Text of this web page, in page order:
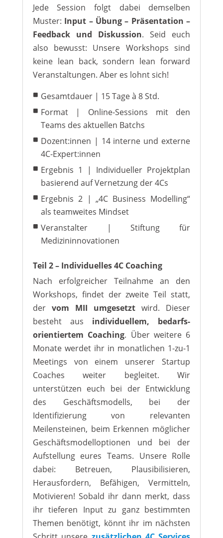
Jede Session folgt dabei demselben
Muster: Input – Übung – Präsentation –
Feedback und Diskussion. Seid euch
also bewusst: Unsere Workshops sind
keine lean back, sondern lean forward
Veranstaltungen. Aber es lohnt sich!
Gesamtdauer | 15 Tage à 8 Std.
Format | Online-Sessions mit den
Teams des aktuellen Batchs
Dozent:innen | 14 interne und externe
4C-Expert:innen
Ergebnis 1 | Individueller Projektplan
basierend auf Vernetzung der 4Cs
Ergebnis 2 | „4C Business Modelling“
als teamweites Mindset
Veranstalter | Stiftung für
Medizininnovationen
Teil 2 – Individuelles 4C Coaching
Nach erfolgreicher Teilnahme an den
Workshops, findet der zweite Teil statt,
der vom MII umgesetzt wird. Dieser
besteht aus individuellem, bedarfs-
orientiertem Coaching. Über weitere 6
Monate werdet ihr in monatlichen 1-zu-1
Meetings von einem unserer Startup
Coaches weiter begleitet. Wir
unterstützen euch bei der Entwicklung
des Geschäftsmodells, bei der
Identifizierung von relevanten
Meilensteinen, beim Erkennen möglicher
Geschäftsmodelloptionen und bei der
Aufstellung eures Teams. Unsere Rolle
dabei: Betreuen, Plausibilisieren,
Herausfordern, Befähigen, Vermitteln,
Motivieren! Sobald ihr dann merkt, dass
ihr tieferen Input zu ganz bestimmten
Themen benötigt, könnt ihr im nächsten